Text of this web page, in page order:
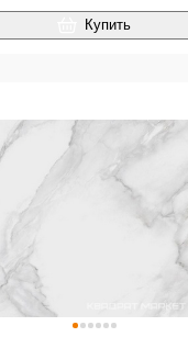
Купить